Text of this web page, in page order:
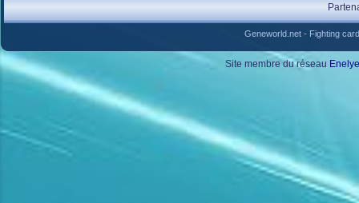
Geneworld.net- Fighting
Site membre du réseau Enelye